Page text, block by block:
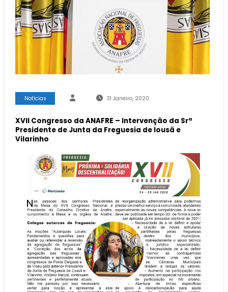
Notícias 31 Janeiro, 2020
XVII Congresso da ANAFRE – Intervenção da Srª
Presidente de Junta da Freguesia de lousã e
Vilarinho